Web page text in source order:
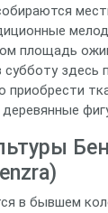
площадь
субботу здесь
приобрести
в бывшем